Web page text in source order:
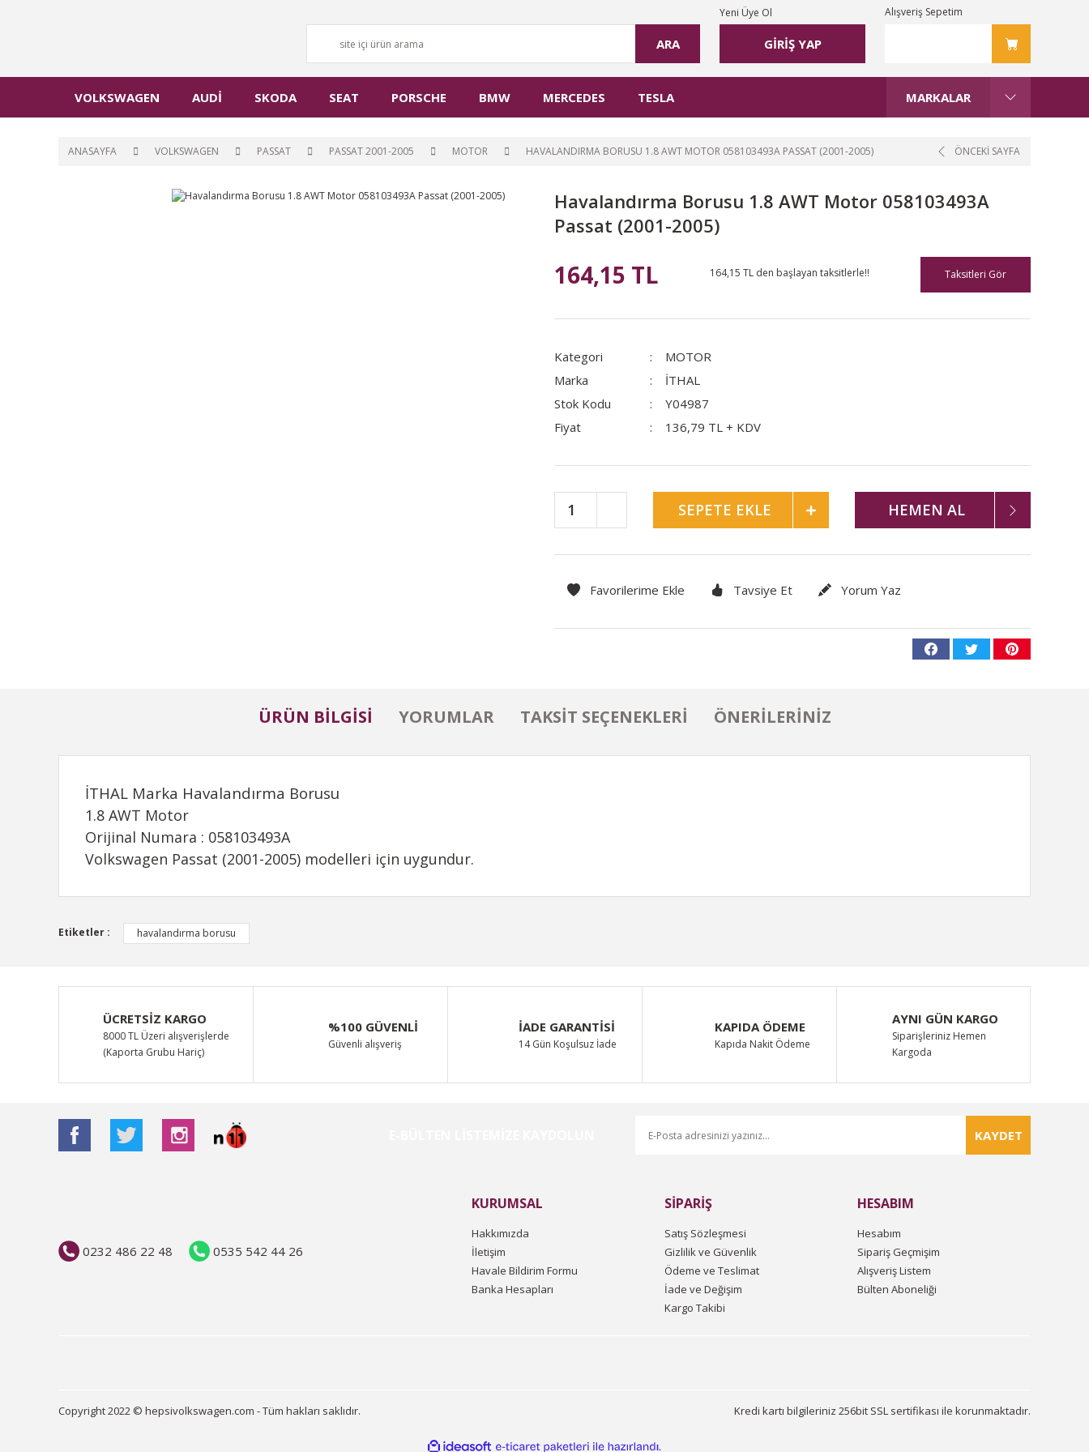
ARA GİRİŞ YAP
Yeni Üye Ol Alışveriş Sepetim
VOLKSWAGEN AUDİ SKODA SEAT PORSCHE BMW MERCEDES TESLA MARKALAR
ANASAYFA VOLKSWAGEN PASSAT PASSAT 2001-2005 MOTOR HAVALANDIRMA BORUSU 1.8 AWT MOTOR 058103493A PASSAT (2001-2005) ÖNCEKİ SAYFA
Havalandırma Borusu 1.8 AWT Motor 058103493A
Passat (2001-2005)
164,15 TL 164,15 TL den başlayan taksitlerle!! Taksitleri Gör
Kategori
MOTOR
Marka
İTHAL
Stok Kodu
Y04987
Fiyat
136,79 TL + KDV
SEPETE EKLE HEMEN AL
Tavsiye Et Yorum Yaz
ÜRÜN BILGISI YORUMLAR TAKSIT SEÇENEKLERI ÖNERILERINIZ
İTHAL Marka Havalandırma Borusu
1.8 AWT Motor
Orijinal Numara : 058103493A
Volkswagen Passat (2001-2005) modelleri için uygundur.
Bu ürünün fiyat bilgisi, resim, ürün açıklamalarında ve diğer konularda yetersiz gördüğünüz noktaları öneri formunu kullanarak tarafımıza iletebilirsiniz.
Görüş ve önerileriniz için teşekkür ederiz.
Ürün resmi kalitesiz, bozuk veya görüntülenemiyor.
Ürün açıklamasında eksik bilgiler bulunuyor.
Ürün bilgilerinde hatalar bulunuyor.
Ürün fiyatı diğer sitelerden daha pahalı.
Etiketler : havalandırma borusu
ÜCRETSİZ KARGO
8000 TL Üzeri alışverişlerde
(Kaporta Grubu Hariç)
%100 GÜVENLİ
Güvenli alışveriş
İADE GARANTİSİ
14 Gün Koşulsuz İade
KAPIDA ÖDEME
Kapıda Nakit Ödeme
AYNI GÜN KARGO
Siparişleriniz Hemen
Kargoda
KAYDET
0232 486 22 48 0535 542 44 26
KURUMSAL
Hakkımızda
İletişim
Havale Bildirim Formu
Banka Hesapları
SİPARİŞ
Satış Sözleşmesi
Gizlilik ve Güvenlik
Ödeme ve Teslimat
İade ve Değişim
Kargo Takibi
HESABIM
Hesabım
Sipariş Geçmişim
Alışveriş Listem
Bülten Aboneliği
Copyright 2022 © hepsivolkswagen.com - Tüm hakları saklıdır. Kredi kartı bilgileriniz 256bit SSL sertifikası ile korunmaktadır.
ideasoft e-